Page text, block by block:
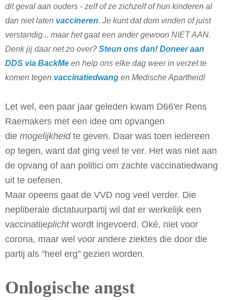
dit geval aan ouders - zelf of ze zichzelf of hun kinderen al
dan niet laten vaccineren. Je kunt dat dom vinden of juist
verstandig... maar het gaat een ander gewoon NIET AAN.
Denk jij daar net zo over? Steun ons dan! Doneer aan
DDS via BackMe en help ons elke dag weer in verzet te
komen tegen vaccinatiedwang en Medische Apartheid!
Let wel, een paar jaar geleden kwam D66'er Rens
Raemakers met een idee om opvangen
die mogelijkheid te geven. Daar was toen iedereen
op tegen, want dat ging veel te ver. Het was niet aan
de opvang of aan politici om zachte vaccinatiedwang
uit te oefenen.
Maar opeens gaat de VVD nog veel verder. Die
nepliberale dictatuurpartij wil dat er werkelijk een
vaccinatiieplichtwordt ingevoerd. Oké, niet voor
corona, maar wel voor andere ziektes die door die
partij als "heel erg" gezien worden.
Onlogische angst